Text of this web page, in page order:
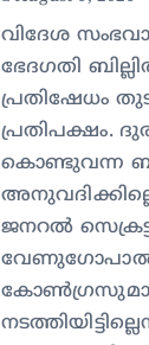
വിദേശ
ഭേദഗതി
പ്രതിഷേധം
പ്രതിപക്ഷം.
കൊണ്ടുവന്ന
ജനറൽ
വേണുഗോപാൽ.